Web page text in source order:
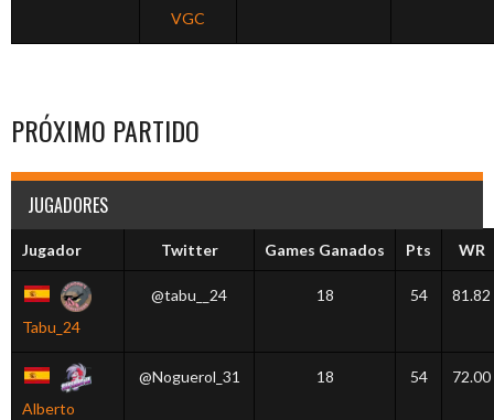
VGC
PRÓXIMO PARTIDO
JUGADORES
Jugador Twitter Games Ganados Pts WR
Tabu_24
@tabu__24 18 54 81.82
Alberto
@Noguerol_31 18 54 72.00